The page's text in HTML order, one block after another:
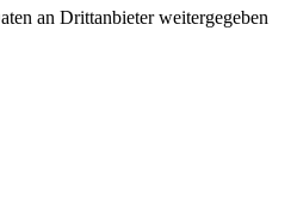
an Drittanbieter weitergegeben